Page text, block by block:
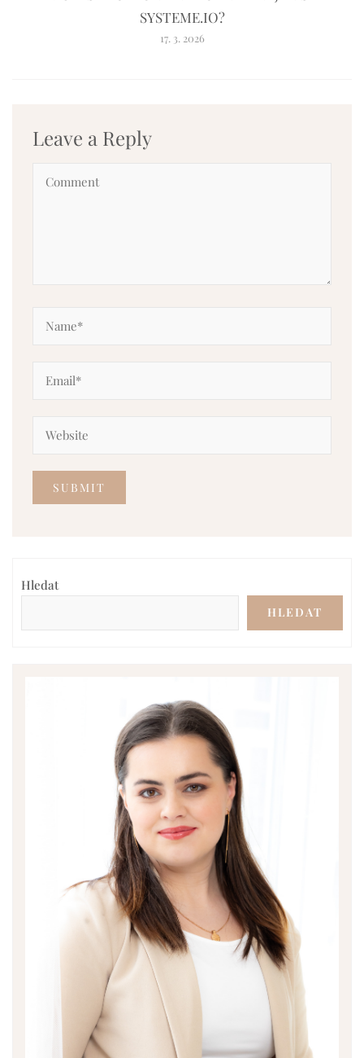
SYSTEME.IO?
17. 3. 2026
Leave a Reply
Hledat
HLEDAT